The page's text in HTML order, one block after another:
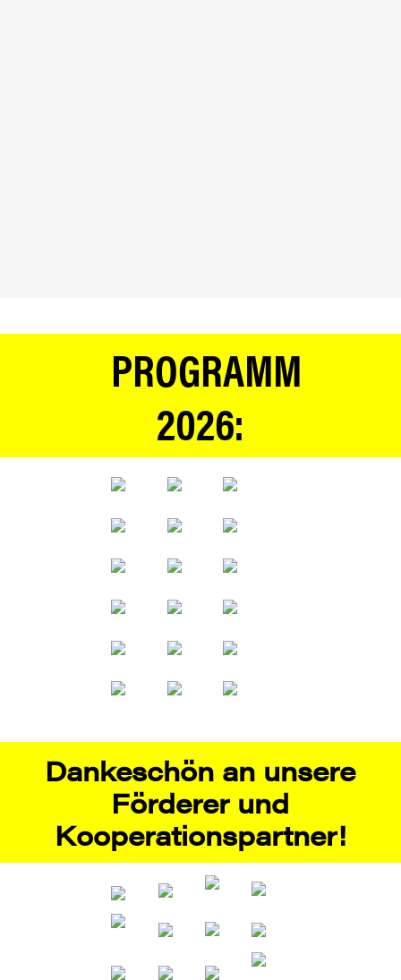
Als im Jahr 2009 die Stuttgarter Kriminächte aus
der Taufe gehoben wurden, ahnte noch niemand,
Veranstaltungsreihe sein wird. Das Stuttgarter
PROGRAMM
2026:
Dankeschön an unsere
Förderer und
Kooperationspartner!